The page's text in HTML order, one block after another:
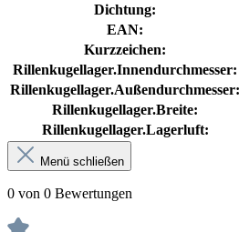
Dichtung:
EAN:
Kurzzeichen:
Rillenkugellager.Innendurchmesser:
Rillenkugellager.Außendurchmesser:
Rillenkugellager.Breite:
Rillenkugellager.Lagerluft:
Menü schließen
0 von 0 Bewertungen